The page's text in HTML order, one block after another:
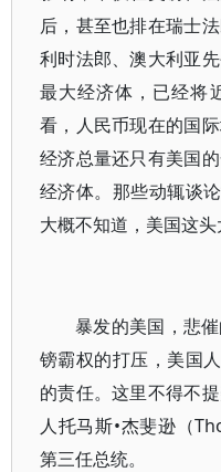
后，甚至也排在瑞士
利时法郎、澳大利亚
最大经济体，已经将
看，人民币现在的国
经济总量还只有美国
经济体。那些动辄谈
大概不知道，美国这头
暴发的美国，悲
镑霸权的打压，美国
的责任。这里不得不
人托马斯•杰斐逊（
第三任总统。